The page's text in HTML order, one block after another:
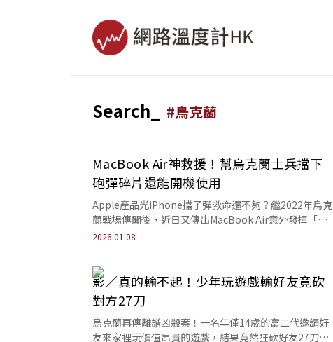
Search_ #烏克蘭
MacBook Air神救援！幫烏克蘭士兵擋下
砲彈碎片還能開機使用
Apple產品光iPhone擋子彈救命還不夠？繼2022年烏克
蘭戰場傳聞後，近日又傳出MacBook Air意外發揮「保
命效果」，引發網友熱烈討論。
2026.01.08
影／真的輸不起！少年玩遊戲輸好友竟砍
對方27刀
烏克蘭再傳離譜凶殺案！一名年僅14歲的富二代邀請好
友來家裡玩價值昂貴的遊戲，結果竟然狂砍好友27刀，